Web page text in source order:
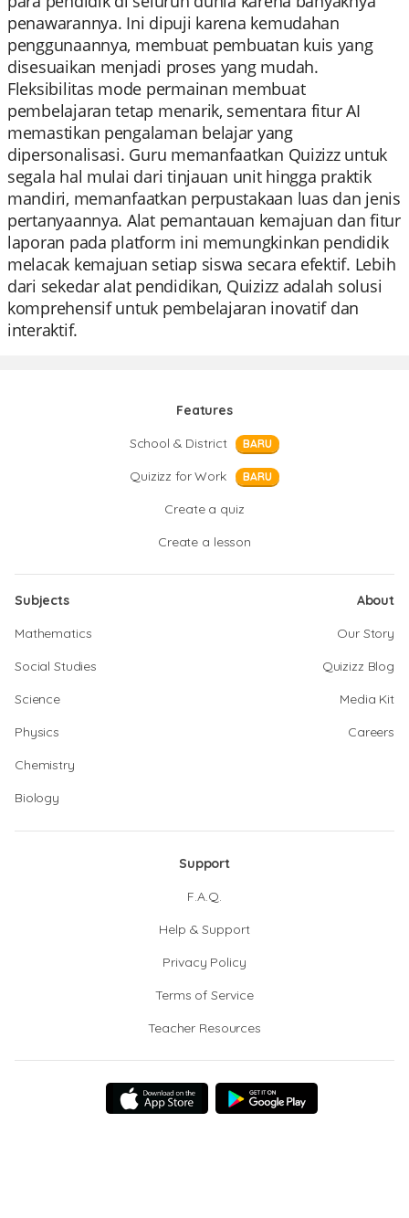
penawarannya. Ini dipuji karena kemudahan
penggunaannya, membuat pembuatan kuis yang
disesuaikan menjadi proses yang mudah.
Fleksibilitas mode permainan membuat
pembelajaran tetap menarik, sementara fitur AI
memastikan pengalaman belajar yang
dipersonalisasi. Guru memanfaatkan Quizizz untuk
segala hal mulai dari tinjauan unit hingga praktik
mandiri, memanfaatkan perpustakaan luas dan jenis
pertanyaannya. Alat pemantauan kemajuan dan fitur
laporan pada platform ini memungkinkan pendidik
melacak kemajuan setiap siswa secara efektif. Lebih
dari sekedar alat pendidikan, Quizizz adalah solusi
komprehensif untuk pembelajaran inovatif dan
interaktif.
Features
School & District
BARU
Quizizz for Work BARU
Create a quiz
Create a lesson
Subjects
Mathematics
Social Studies
Science
Physics
Chemistry
Biology
About
Our Story
Quizizz Blog
Media Kit
Careers
Support
F.A.Q.
Help & Support
Privacy Policy
Terms of Service
Teacher Resources